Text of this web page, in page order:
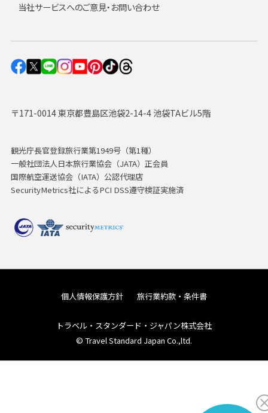
〒171-0014 東京都豊島区池袋2-14-4 池袋TAビル5階
観光庁長官登録旅行業第1949号（第1種）
一般社団法人日本旅行業協会（JATA）正会員
国際航空運送協会（IATA）公認代理店
SecurityMetrics社によるPCI DSS遵守検証実施済
当社サービスへのご意見・お問い合わせ
個人情報保護方針 旅行業約款・条件書
トラベル・スタンダード・ジャパン株式会社
© Travel Standard Japan Co.,ltd.